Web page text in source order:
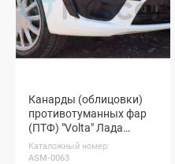
Канарды (облицовки)
противотуманных фар
(ПТФ) "Volta" Лада
Гранта (черная
шагрень)
Каталожный номер:
ASM-0063